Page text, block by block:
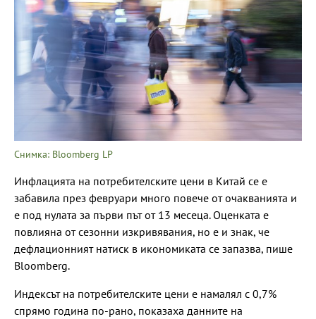
Снимка: Bloomberg LP
Инфлацията на потребителските цени в Китай се е
забавила през февруари много повече от очакванията и
е под нулата за първи път от 13 месеца. Оценката е
повлияна от сезонни изкривявания, но е и знак, че
дефлационният натиск в икономиката се запазва, пише
Bloomberg.
Индексът на потребителските цени е намалял с 0,7%
спрямо година по-рано, показаха данните на